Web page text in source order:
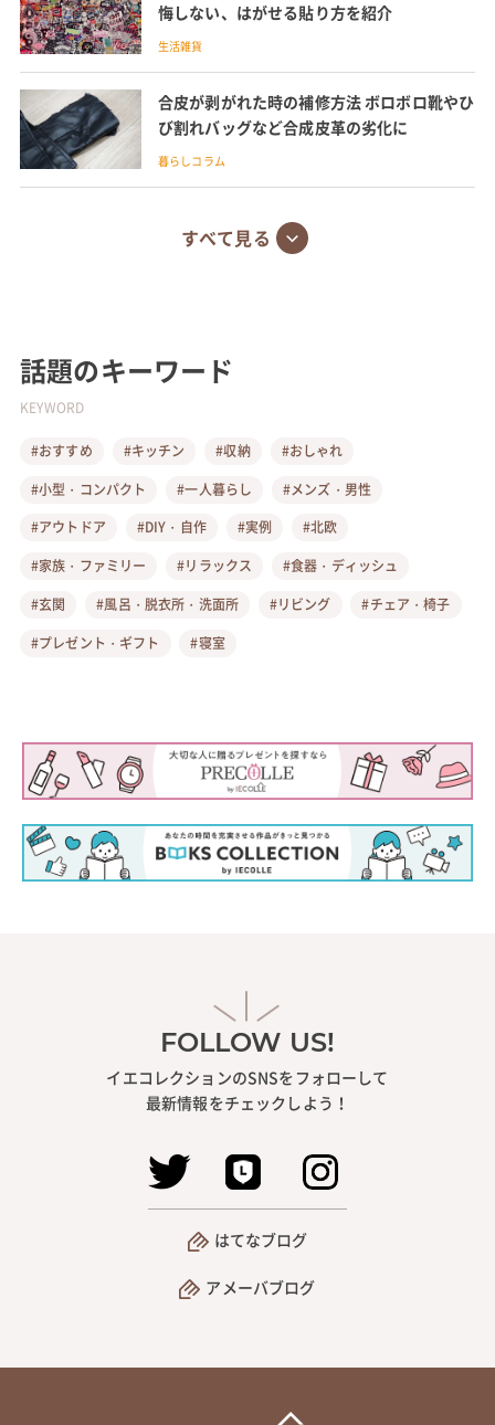
悔しない、はがせる貼り方を紹介
生活雑貨
合皮が剥がれた時の補修方法 ボロボロ靴やひ
び割れバッグなど合成皮革の劣化に
暮らしコラム
すべて見る
話題のキーワード
KEYWORD
#おすすめ #キッチン #収納
#おしゃれ
#小型・コンパクト
#一人暮らし
#メンズ・男性
#アウトドア
#DIY・自作 #実例
#北欧
#家族・ファミリー
#リラックス
#食器・ディッシュ
#玄関
#風呂・脱衣所・洗面所 #リビング
#チェア・椅子
#プレゼント・ギフト
#寝室
FOLLOW US!
イエコレクションのSNSをフォローして
最新情報をチェックしよう！
はてなブログ
アメーバブログ